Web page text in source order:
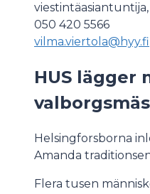
viestintäasiantuntija,
050 420 5566
vilma.viertola@hyy.fi
HUS lägger
Helsingforsborna
Amanda
Flera tusen